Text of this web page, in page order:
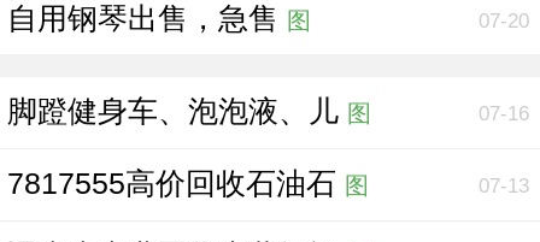
自用钢琴出售，急售 图 07-20
脚蹬健身车、泡泡液、儿 图 07-16
7817555高价回收石油石 图 07-13